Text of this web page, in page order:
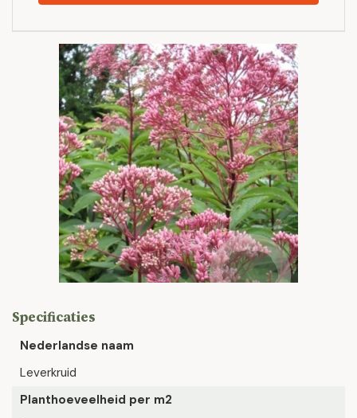
Specificaties
Nederlandse naam
Leverkruid
Planthoeveelheid per m2